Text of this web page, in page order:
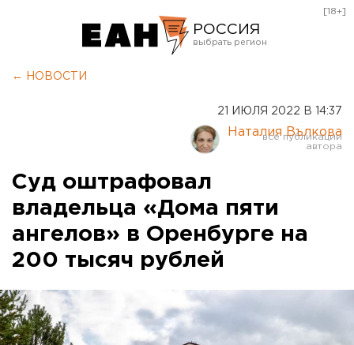
РОССИЯ
Курган
Оренбург
[18+]
← НОВОСТИ
21 ИЮЛЯ 2022 В 14:37
Наталия Вълкова
Суд оштрафовал
владельца «Дома пяти
ангелов» в Оренбурге на
200 тысяч рублей